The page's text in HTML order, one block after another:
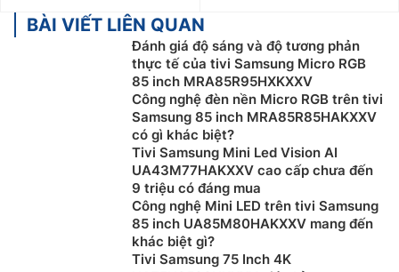
BÀI VIẾT LIÊN QUAN
Đánh giá độ sáng và độ tương phản
thực tế của tivi Samsung Micro RGB
85 inch MRA85R95HXKXXV
Công nghệ đèn nền Micro RGB trên tivi
Samsung 85 inch MRA85R85HAKXXV
có gì khác biệt?
Tivi Samsung Mini Led Vision AI
UA43M77HAKXXV cao cấp chưa đến
9 triệu có đáng mua
Công nghệ Mini LED trên tivi Samsung
85 inch UA85M80HAKXXV mang đến
khác biệt gì?
Tivi Samsung 75 Inch 4K